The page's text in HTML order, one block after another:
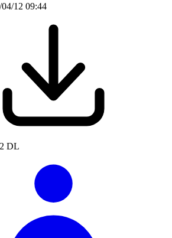
04/12 09:44
DL